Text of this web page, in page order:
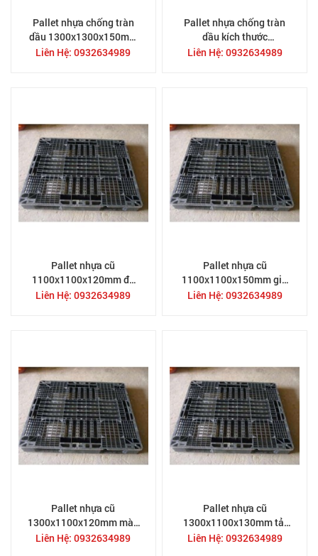
Pallet nhựa chống tràn
dầu 1300x1300x150mm
kê 4 thùng phuy, hàng có
Liên Hệ: 0932634989
Pallet nhựa chống tràn
dầu kích thước
1300x1300x300mm kê 4
Liên Hệ: 0932634989
Pallet nhựa cũ
1100x1100x120mm đã
qua sử dụng
Liên Hệ: 0932634989
Pallet nhựa cũ
1100x1100x150mm giá
rẻ
Liên Hệ: 0932634989
Pallet nhựa cũ
1300x1100x120mm màu
đen
Liên Hệ: 0932634989
Pallet nhựa cũ
1300x1100x130mm tải
nặng
Liên Hệ: 0932634989